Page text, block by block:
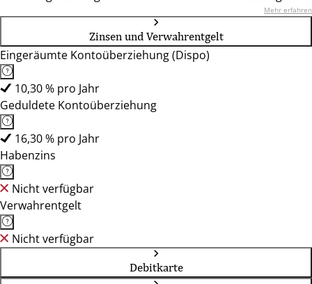
Mehr erfahren
Zinsen und Verwahrentgelt
Eingeräumte Kontoüberziehung (Dispo)
10,30 % pro Jahr
Geduldete Kontoüberziehung
16,30 % pro Jahr
Habenzins
Nicht verfügbar
Verwahrentgelt
Nicht verfügbar
Debitkarte